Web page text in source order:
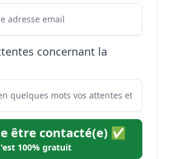
concernant la
être contacté(e) ✅
100% gratuit